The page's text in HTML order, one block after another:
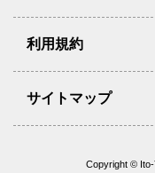
利用規約
サイトマップ
Copyright © Ito-